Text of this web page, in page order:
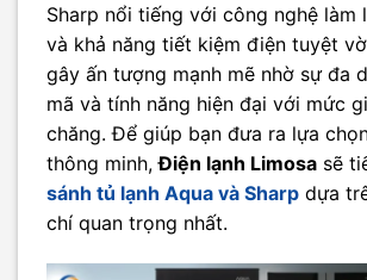
Sharp nổi tiếng với công nghệ làm
và khả năng tiết kiệm điện tuyệt
gây ấn tượng mạnh mẽ nhờ sự đa
mã và tính năng hiện đại với mức
chăng. Để giúp bạn đưa ra lựa
thông minh,Điện lạnh Limosa sẽ
sánh tủ lạnh Aqua và Sharp dựa
chí quan trọng nhất.